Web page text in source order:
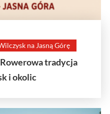
na Jasną Górę
tradycja
i okolic